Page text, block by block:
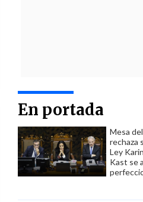
En portada
Mesa
rechaza
Ley
Kast se